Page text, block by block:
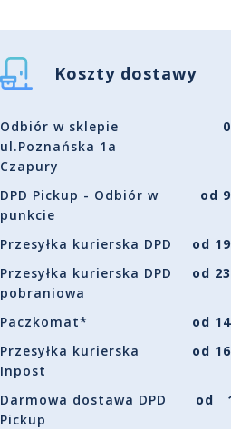
Koszty dostawy
Odbiór w sklepie
ul.Poznańska 1a
Czapury
DPD Pickup - Odbiór w
punkcie
od
Przesyłka kurierska DPD
od
Przesyłka kurierska DPD
pobraniowa
od
Paczkomat*
od
Przesyłka kurierska
Inpost
od
Darmowa dostawa DPD
Pickup
od